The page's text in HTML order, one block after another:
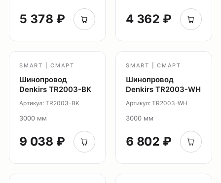
5 378 ₽ 4 362 ₽
SMART | СМАРТ
Шинопровод
Denkirs TR2003-BK
Артикул: TR2003-BK
3000 мм
9 038 ₽
SMART | СМАРТ
Шинопровод
Denkirs TR2003-WH
Артикул: TR2003-WH
3000 мм
6 802 ₽
Подсветка ступеней
Управление освещением
О продуктах
Система Smart
Система Belty
Уличное освещение
Система Shine
Светильники Orbit